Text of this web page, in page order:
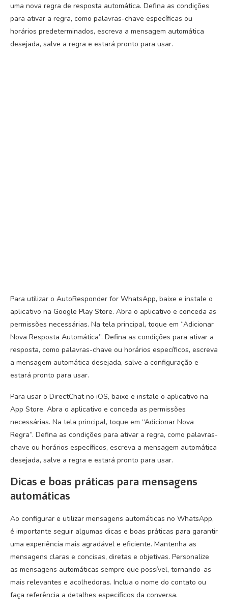
uma nova regra de resposta automática. Defina as condições
para ativar a regra, como palavras-chave específicas ou
horários predeterminados, escreva a mensagem automática
desejada, salve a regra e estará pronto para usar.
Para utilizar o AutoResponder for WhatsApp, baixe e instale o
aplicativo na Google Play Store. Abra o aplicativo e conceda as
permissões necessárias. Na tela principal, toque em “Adicionar
Nova Resposta Automática”. Defina as condições para ativar a
resposta, como palavras-chave ou horários específicos, escreva
a mensagem automática desejada, salve a configuração e
estará pronto para usar.
Para usar o DirectChat no iOS, baixe e instale o aplicativo na
App Store. Abra o aplicativo e conceda as permissões
necessárias. Na tela principal, toque em “Adicionar Nova
Regra”. Defina as condições para ativar a regra, como palavras-
chave ou horários específicos, escreva a mensagem automática
desejada, salve a regra e estará pronto para usar.
Dicas e boas práticas para mensagens
automáticas
Ao configurar e utilizar mensagens automáticas no WhatsApp,
é importante seguir algumas dicas e boas práticas para garantir
uma experiência mais agradável e eficiente. Mantenha as
mensagens claras e concisas, diretas e objetivas. Personalize
as mensagens automáticas sempre que possível, tornando-as
mais relevantes e acolhedoras. Inclua o nome do contato ou
faça referência a detalhes específicos da conversa.